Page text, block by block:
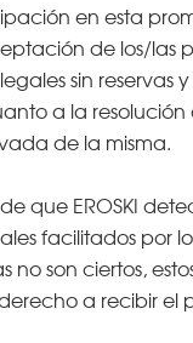
en esta
de los/las
sin reservas
a la
de la misma.
que EROSKI
facilitados por
no son ciertos,
a recibir el